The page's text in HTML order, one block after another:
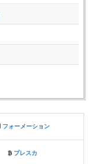
フォーメーション
プレスカ